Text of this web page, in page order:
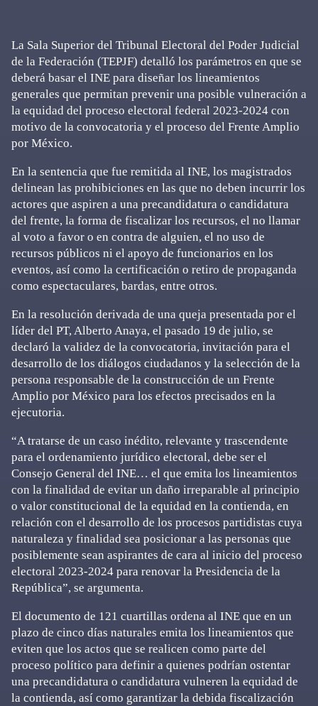
La Sala Superior del Tribunal Electoral del Poder Judicial
de la Federación (TEPJF) detalló los parámetros en que se
deberá basar el INE para diseñar los lineamientos
generales que permitan prevenir una posible vulneración a
la equidad del proceso electoral federal 2023-2024 con
motivo de la convocatoria y el proceso del Frente Amplio
por México.
En la sentencia que fue remitida al INE, los magistrados
delinean las prohibiciones en las que no deben incurrir los
actores que aspiren a una precandidatura o candidatura
del frente, la forma de fiscalizar los recursos, el no llamar
al voto a favor o en contra de alguien, el no uso de
recursos públicos ni el apoyo de funcionarios en los
eventos, así como la certificación o retiro de propaganda
como espectaculares, bardas, entre otros.
En la resolución derivada de una queja presentada por el
líder del PT, Alberto Anaya, el pasado 19 de julio, se
declaró la validez de la convocatoria, invitación para el
desarrollo de los diálogos ciudadanos y la selección de la
persona responsable de la construcción de un Frente
Amplio por México para los efectos precisados en la
ejecutoria.
“A tratarse de un caso inédito, relevante y trascendente
para el ordenamiento jurídico electoral, debe ser el
Consejo General del INE… el que emita los lineamientos
con la finalidad de evitar un daño irreparable al principio
o valor constitucional de la equidad en la contienda, en
relación con el desarrollo de los procesos partidistas cuya
naturaleza y finalidad sea posicionar a las personas que
posiblemente sean aspirantes de cara al inicio del proceso
electoral 2023-2024 para renovar la Presidencia de la
República”, se argumenta.
El documento de 121 cuartillas ordena al INE que en un
plazo de cinco días naturales emita los lineamientos que
eviten que los actos que se realicen como parte del
proceso político para definir a quienes podrían ostentar
una precandidatura o candidatura vulneren la equidad de
la contienda, así como garantizar la debida fiscalización